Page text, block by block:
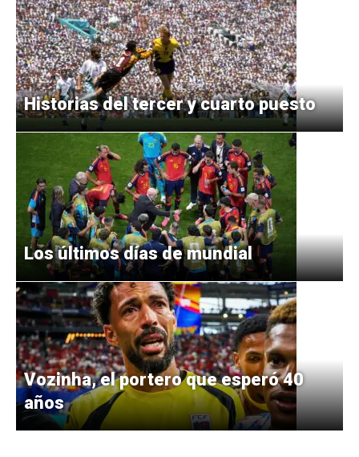
Historias del tercer y cuarto puesto
Los últimos días de mundial
Vozinha, el portero que esperó 40
años